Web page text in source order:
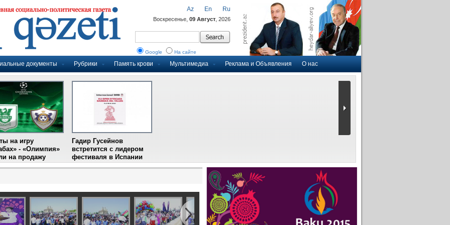
документы Рубрики Память крови Мультимедиа Реклама и Объявления О нас
Az En Ru
Воскресенье, 09 Август , 2026
Google На сайте
на игру
- «Олимпия»
на продажу
Гадир Гусейнов
встретится с лидером
фестиваля в Испании